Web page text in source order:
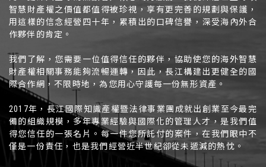
智慧財產權之價值都值得被珍視，享有更完善的規劃與保護，
用這樣的信念經營四十年，累積出的口碑信譽，深受海內外合
作夥伴的肯定。
我們了解，您需要一位值得信任的夥伴，協助使您的海外智慧
財產權相關事務能夠流暢運轉，因此，長江構建出更健全的國
際合作網，不限時地，為您用心守護每一份無形資產。
2017年，長江國際知識產權暨法律事業團成就出創業至今最完
備的組織規模，多年專業經驗與國際化的管理人才，是我們值
得您信任的一張名片。每一件您所託付的案件，在我們眼中不
僅是一份責任，也是我們經營近半世紀卻從未遞減的熱忱。